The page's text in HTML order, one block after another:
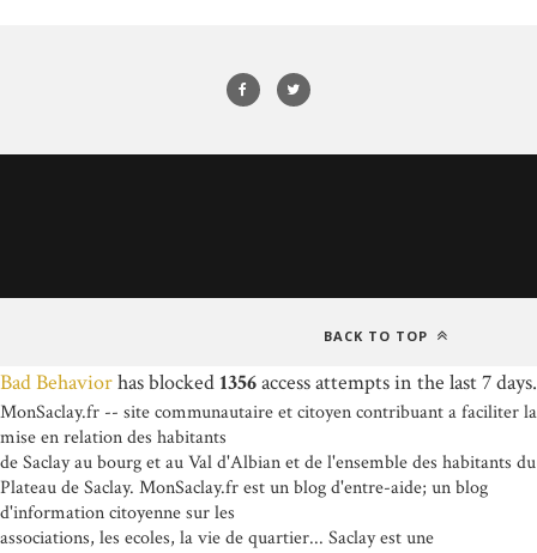
BACK TO TOP
Bad Behaviorhas blocked1356access attempts in the last 7 days.
MonSaclay.fr -- site communautaire et citoyen contribuant a faciliter la
mise en relation des habitants
de Saclay au bourg et au Val d'Albian et de l'ensemble des habitants du
Plateau de Saclay. MonSaclay.fr est un blog d'entre-aide; un blog
d'information citoyenne sur les
associations, les ecoles, la vie de quartier... Saclay est une